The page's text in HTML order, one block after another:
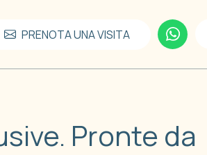
PRENOTA UNA VISITA
Pronte da